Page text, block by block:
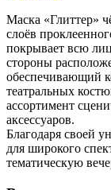
Маска «Глиттер»
слоёв
покрывает всю
стороны
обеспечивающий
театральных
ассортимент
аксессуаров.
Благодаря своей
для широкого
тематическую